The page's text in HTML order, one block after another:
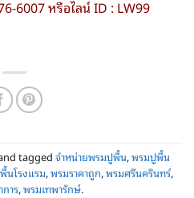
6007 หรือไลน์ ID : LW99
taggedจำหน่ายพรมปูพื้น,พรมปูพื้น
นโรงแรม,พรมราคาถูก,พรมศรีนครินทร์,
าร,พรมเทพารักษ์.